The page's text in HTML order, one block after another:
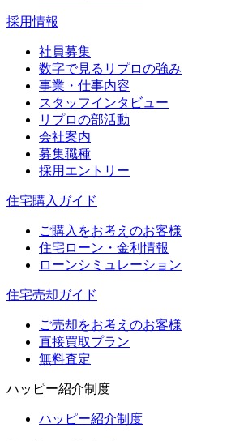
採用情報
社員募集
数字で見るリプロの強み
事業・仕事内容
スタッフインタビュー
リプロの部活動
会社案内
募集職種
採用エントリー
住宅購入ガイド
ご購入をお考えのお客様
住宅ローン・金利情報
ローンシミュレーション
住宅売却ガイド
ご売却をお考えのお客様
直接買取プラン
無料査定
ハッピー紹介制度
ハッピー紹介制度